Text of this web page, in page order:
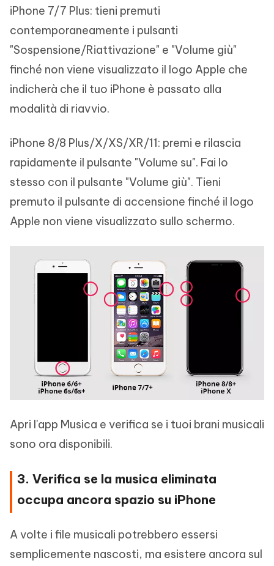
iPhone 7/7 Plus: tieni premuti
contemporaneamente i pulsanti
"Sospensione/Riattivazione" e "Volume giù"
finché non viene visualizzato il logo Apple che
indicherà che il tuo iPhone è passato alla
modalità di riavvio.
iPhone 8/8 Plus/X/XS/XR/11: premi e rilascia
rapidamente il pulsante "Volume su". Fai lo
stesso con il pulsante "Volume giù". Tieni
premuto il pulsante di accensione finché il logo
Apple non viene visualizzato sullo schermo.
Apri l'app Musica e verifica se i tuoi brani musicali
sono ora disponibili.
3. Verifica se la musica eliminata
occupa ancora spazio su iPhone
A volte i file musicali potrebbero essersi
semplicemente nascosti, ma esistere ancora sul